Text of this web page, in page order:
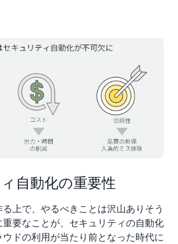
自動化の重要性
上で、やるべきことは沢山ありそう
要なことが、セキュリティの自動化
ドの利用が当たり前となった時代に